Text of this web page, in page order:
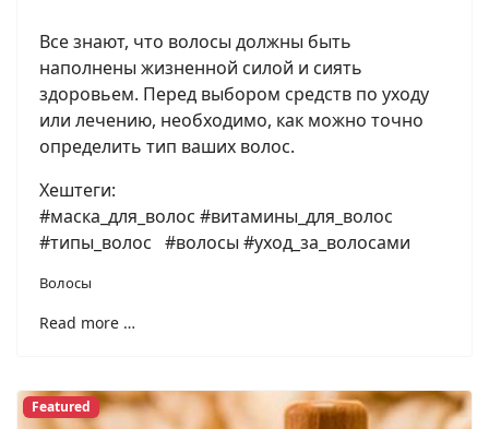
Все знают, что волосы должны быть
наполнены жизненной силой и сиять
здоровьем. Перед выбором средств по уходу
или лечению, необходимо, как можно точно
определить тип ваших волос.
Хештеги:
#маска_для_волос #витамины_для_волос
#типы_волос #волосы #уход_за_волосами
Волосы
Read more …
Featured